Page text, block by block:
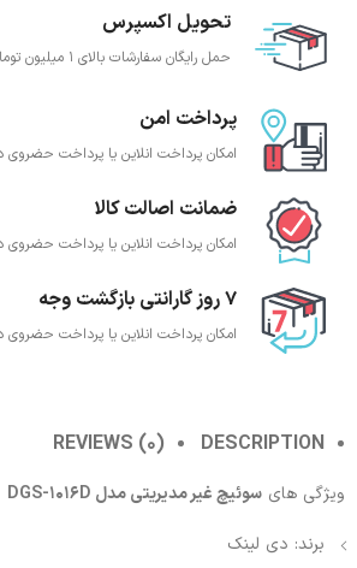
تحویل اکسپرس
حمل رایگان سفارشات بالای 1 میلیون تومان
پرداخت امن
امکان پرداخت انلاین یا پرداخت حضروی
ضمانت اصالت کالا
امکان پرداخت انلاین یا پرداخت حضروی
7 روز گارانتی بازگشت وجه
امکان پرداخت انلاین یا پرداخت حضروی
DESCRIPTION
REVIEWS (0)
ویژگی های سوئیچغیر مدیریتی مدل DGS-1016D
برند: دی لینک